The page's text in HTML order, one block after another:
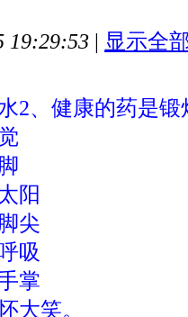
19:29:53 | 显示全
2、健康的药是锻
阳
尖
吸
掌
大笑。